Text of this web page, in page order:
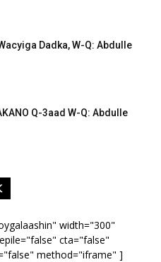
Dadka, W-Q: Abdulle
Q-3aad W-Q: Abdulle
width="300"
cta="false"
method="iframe" ]